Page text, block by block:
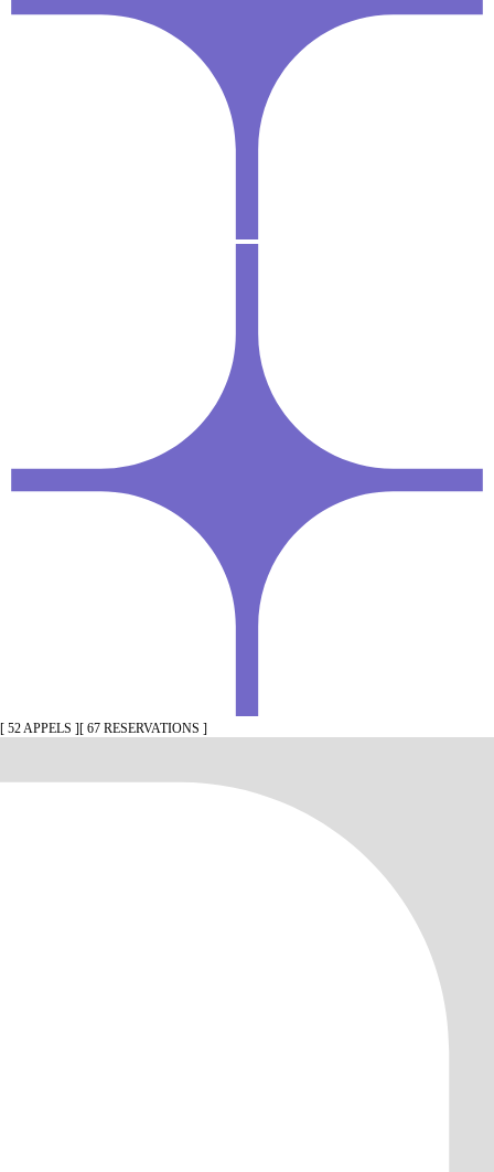
[ 52 APPELS ][ 67 RESERVATIONS ]